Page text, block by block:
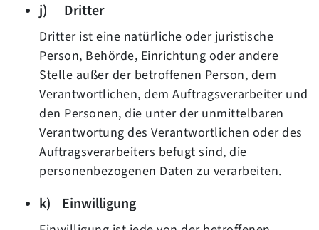
j) Dritter
Dritter ist eine natürliche oder juristische
Person, Behörde, Einrichtung oder andere
Stelle außer der betroffenen Person, dem
Verantwortlichen, dem Auftragsverarbeiter und
den Personen, die unter der unmittelbaren
Verantwortung des Verantwortlichen oder des
Auftragsverarbeiters befugt sind, die
personenbezogenen Daten zu verarbeiten.
k) Einwilligung